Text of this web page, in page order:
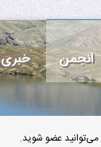
انجمن خبری
عضو شوید.